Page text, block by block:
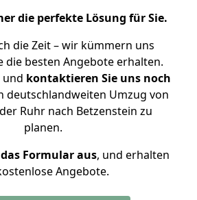
die perfekte Lösung für Sie.
die Zeit – wir kümmern uns
die besten Angebote erhalten.
und kontaktieren Sie uns noch
deutschlandweiten Umzug von
Ruhr nach Betzenstein zu
planen.
Formular aus, und erhalten
Angebote.